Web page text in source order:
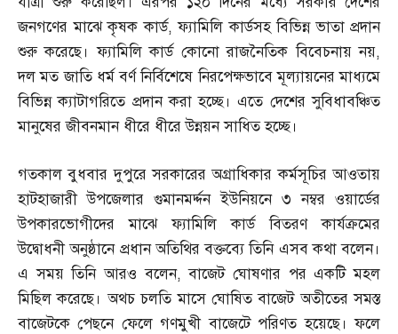
জনগণের মাঝে কৃষক কার্ড,ফ্যামিলি কার্ডসহ বিভিন্ন ভাতা প্রদান
শুরু করেছে। ফ্যামিলি কার্ড কোনো রাজনৈতিক বিবেচনায় নয়,
দল মত জাতি ধর্ম বর্ণ নির্বিশেষে নিরপেক্ষভাবে মূল্যায়নের মাধ্যমে
বিভিন্ন ক্যাটাগরিতে প্রদান করা হচ্ছে। এতে দেশের সুবিধাবঞ্চিত
মানুষের জীবনমান ধীরে ধীরে উন্নয়ন সাধিত হচ্ছে।
গতকাল বুধবার দুপুরে সরকারের অগ্রাধিকার কর্মসূচির আওতায়
হাটহাজারী উপজেলার গুমানমর্দ্দন ইউনিয়নে ৩ নম্বর ওয়ার্ডের
উপকারভোগীদের মাঝে ফ্যামিলি কার্ড বিতরণ কার্যক্রমের
উদ্বোধনী অনুষ্ঠানে প্রধান অতিথির বক্তব্যে তিনি এসব কথা বলেন।
এ সময় তিনি আরও বলেন,বাজেট ঘোষণার পর একটি মহল
মিছিল করেছে। অথচ চলতি মাসে ঘোষিত বাজেট অতীতের সমস্ত
বাজেটকে পেছনে ফেলে গণমুখী বাজেটে পরিণত হয়েছে। ফলে